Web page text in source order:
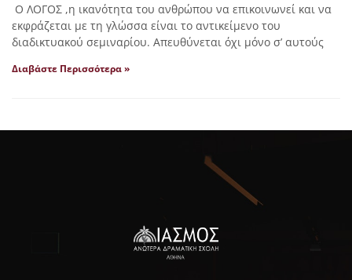
Ο ΛΟΓΟΣ ,η ικανότητα του ανθρώπου να επικοινωνεί και να
εκφράζεται με τη γλώσσα είναι το αντικείμενο του
διαδικτυακού σεμιναρίου. Απευθύνεται όχι μόνο σ’ αυτούς
Διαβάστε Περισσότερα »